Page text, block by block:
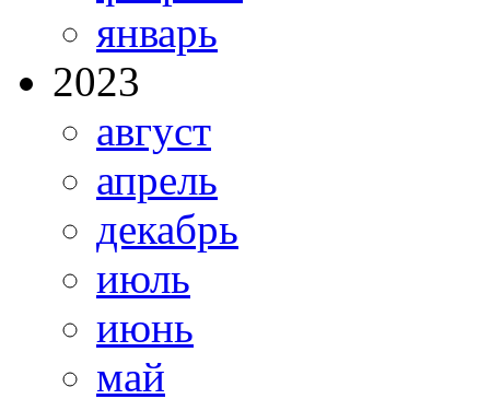
январь
2023
август
апрель
декабрь
июль
июнь
май